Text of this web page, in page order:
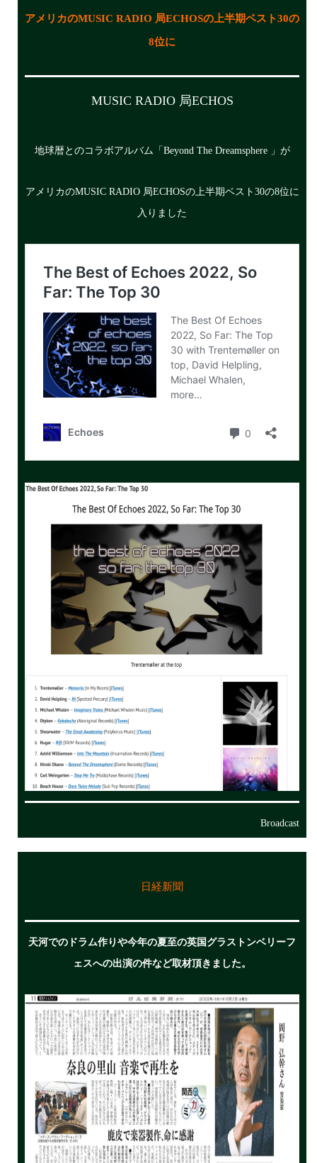
アメリカのMUSIC RADIO 局ECHOSの上半期ベスト30の
8位に
MUSIC RADIO 局ECHOS
地球暦とのコラボアルバム「Beyond The Dreamsphere 」が
アメリカのMUSIC RADIO 局ECHOSの上半期ベスト30の8位に
入りました
Broadcast
日経新聞
天河でのドラム作りや今年の夏至の英国グラストンベリーフ
ェスへの出演の件など取材頂きました。